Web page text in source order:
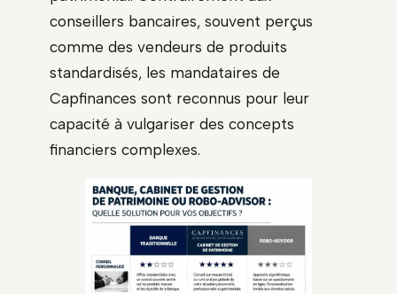
conseillers bancaires, souvent perçus
comme des vendeurs de produits
standardisés, les mandataires de
Capfinances sont reconnus pour leur
capacité à vulgariser des concepts
financiers complexes.